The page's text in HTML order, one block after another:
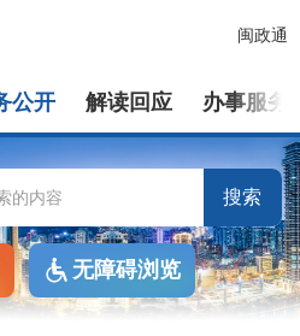
闽政通
公开 解读回应 办事服务
搜索
无障碍浏览